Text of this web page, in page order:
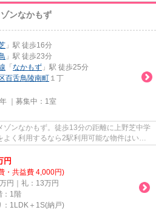
ンなかもず
」駅 徒歩16分
」駅 徒歩23分
「 なかもず 」駅 徒歩25分
百舌鳥陵南町 １丁
｜募集中： 1室
ゾンなかもず。徒歩13分の距離に上野芝中学
く利用するなら2駅利用可能な物件はいか
円
・共益費 4,000円)
円｜礼：13万円
：1階
：1LDK＋1S(納戸)